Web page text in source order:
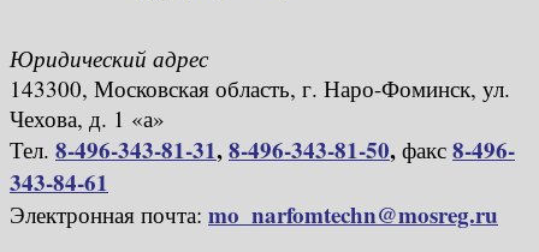
Юридический адрес
143300, Московская область, г. Наро-Фоминск, ул.
Чехова, д. 1 «а»
Тел. 8-496-343-81-31,8-496-343-81-50, факс 8-496-
343-84-61
Электронная почта: mo_narfomtechn@mosreg.ru